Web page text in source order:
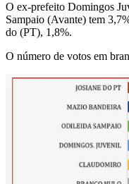
O ex-prefeito Domingos
Sampaio (Avante) tem
do (PT), 1,8%.
O número de votos em